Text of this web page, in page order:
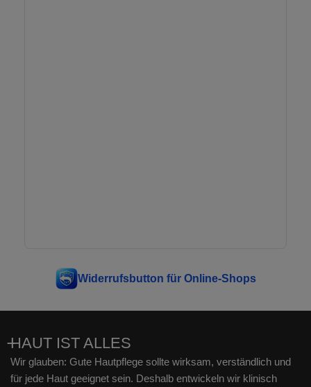
Widerrufsbutton für Online-Shops
HAUT IST ALLES
Wir glauben: Gute Hautpflege sollte wirksam, verständlich und
für jede Haut geeignet sein. Deshalb entwickeln wir klinisch